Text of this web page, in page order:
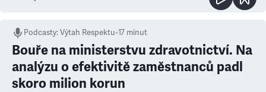
Podcasty:Výtah Respektu•17 minut
Bouře na ministerstvu zdravotnictví. Na
analýzu o efektivitě zaměstnanců padl
skoro milion korun